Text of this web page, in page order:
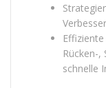
Rücken-
schnelle